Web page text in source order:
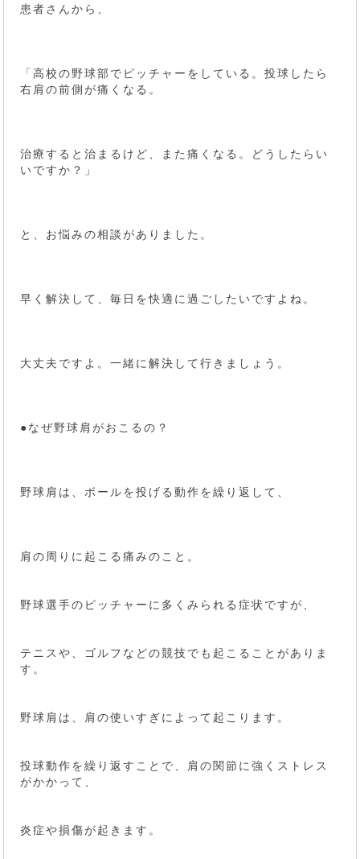
患者さんから、
「高校の野球部でピッチャーをしている。投球したら
右肩の前側が痛くなる。
治療すると治まるけど、また痛くなる。どうしたらい
いですか？」
と、お悩みの相談がありました。
早く解決して、毎日を快適に過ごしたいですよね。
大丈夫ですよ。一緒に解決して行きましょう。
●なぜ野球肩がおこるの？
野球肩は、ボールを投げる動作を繰り返して、
肩の周りに起こる痛みのこと。
野球選手のピッチャーに多くみられる症状ですが、
テニスや、ゴルフなどの競技でも起こることがありま
す。
野球肩は、肩の使いすぎによって起こります。
投球動作を繰り返すことで、肩の関節に強くストレス
がかかって、
炎症や損傷が起きます。